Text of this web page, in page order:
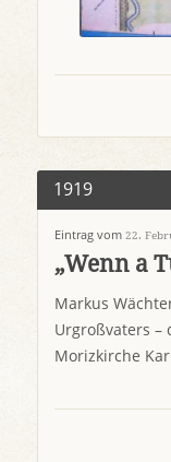
1919
Eintrag vom 22.
„Wenn a
Markus
Urgroßvaters –
Morizkirche